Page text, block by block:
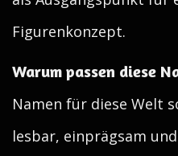
Figurenkonzept.
Warum passen diese
Namen für diese Welt
lesbar, einprägsam